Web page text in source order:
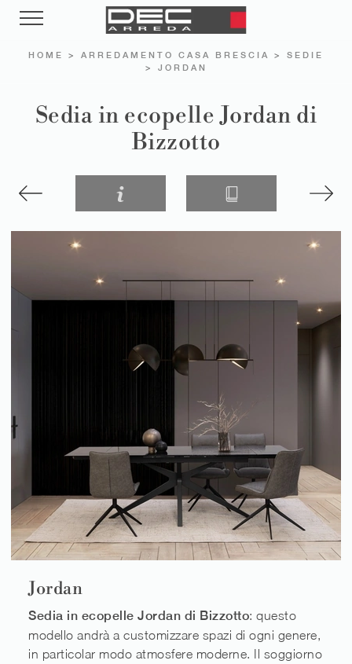
HOME > ARREDAMENTO CASA BRESCIA > SEDIE
> JORDAN
Sedia in ecopelle Jordan di
Bizzotto
Jordan
Sedia in ecopelle Jordan di Bizzotto: questo
modello andrà a customizzare spazi di ogni genere,
in particolar modo atmosfere moderne. Il soggiorno